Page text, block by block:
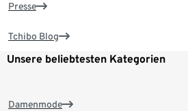
Presse
Tchibo Blog
Unsere beliebtesten Kategorien
Damenmode